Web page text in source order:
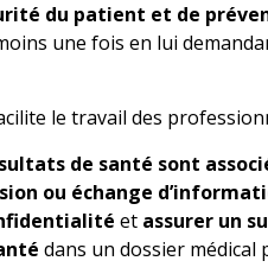
du patient et de
une fois en lui
le travail des
de santé sont
ou échange
et assurer un
dans un dossier médical